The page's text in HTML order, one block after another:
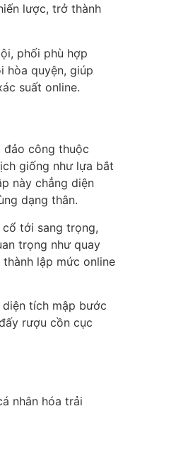
lược, trở thành
phối phù hợp
hòa quyện, giúp
suất online.
công thuộc
giống như lựa bắt
này chẳng diện
dạng thân.
tới sang trọng,
trọng như quay
lập mức online
tích mập bước
rượu cồn cục
nhân hóa trải